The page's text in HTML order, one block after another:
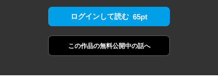
ログインして読む 65pt
この作品の無料公開中の話へ